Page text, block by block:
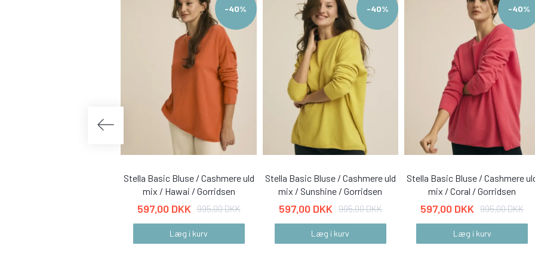
-40%
Stella Basic Bluse / Cashmere uld
mix / Hawai / Gorridsen
597,00 DKK 995,00 DKK
Læg i kurv
-40%
Stella Basic Bluse / Cashmere uld
mix / Sunshine / Gorridsen
597,00 DKK 995,00 DKK
Læg i kurv
-40%
Stella Basic Bluse / Cashmere
mix / Coral / Gorridsen
597,00 DKK 995,00 DKK
Læg i kurv